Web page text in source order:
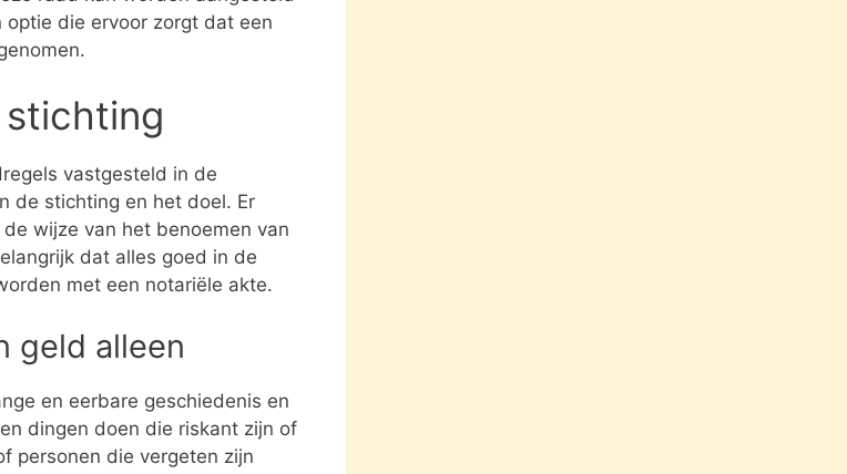
die ervoor zorgt dat een
vastgesteld in de
de stichting en het doel. Er
wijze van het benoemen van
dat alles goed in de
met een notariële akte.
geld alleen
en eerbare geschiedenis en
dingen doen die riskant zijn of
personen die vergeten zijn